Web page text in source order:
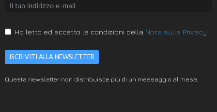
Ho letto ed accetto le condizioni della Nota sulla Privacy
ISCRIVITI ALLA NEWSLETTER
Questa newsletter non distribuisce più di un messaggio al mese.